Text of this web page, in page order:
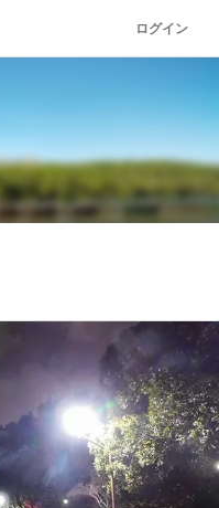
ログイン